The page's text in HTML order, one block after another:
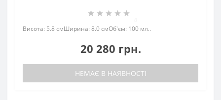
Висота: 5.8 смШирина: 8.0 смОб'єм: 100 мл..
20 280 грн.
НЕМАЄ В НАЯВНОСТІ